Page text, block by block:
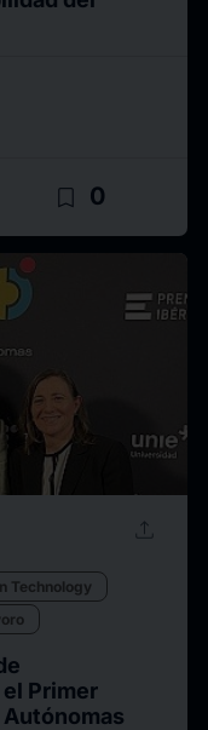
bookmark_border 0
upload
Technology
Primer